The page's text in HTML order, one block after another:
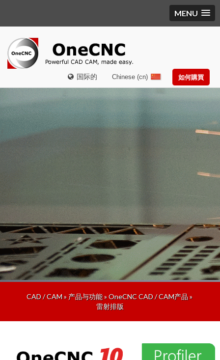
MENU
国际的 如何購買
Chinese (cn)
CAD / CAM» 产品与功能»OneCNC CAD / CAM产品»
雷射排版